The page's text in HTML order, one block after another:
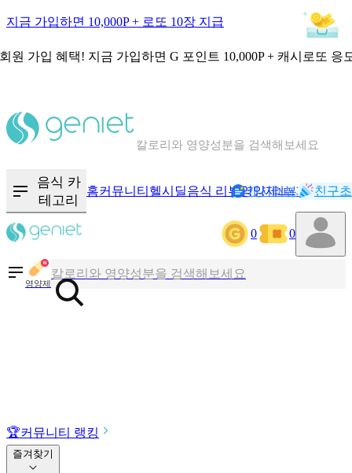
지금 가입하면 10,000P + 로또 10장 지급
원 가입 혜택! 지금 가입하면 G 포인트 10,000P + 캐시로또 응
칼로리와 영양성분을 검색해보세요
음식 카
테고리
홈커뮤니티 헬시딜음식 리뷰영양제NEW기록
캐시리뷰 친구
0 0
영양제
칼로리와 영양성분을 검색해보세요
혈당 · 다이어트 음식 검색해보세요
🏆커뮤니티 랭킹
즐겨찾기